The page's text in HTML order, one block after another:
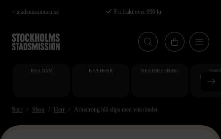
Hoppa
till
huvudinnehåll
< stadsmissionen.se Fri frakt över 990 kr
REA DAM REA HERR REA INREDNING
Start Shop Herr Armstrong blå slips med vita ränder